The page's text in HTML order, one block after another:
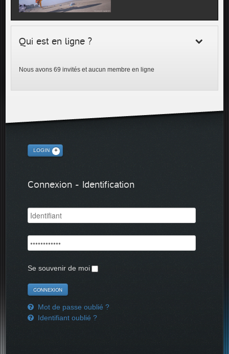
Qui est en ligne ?
Nous avons 69 invités et aucun membre en ligne
LOGIN
Connexion - Identification
Se souvenir de moi
Mot de passe oublié ?
Identifiant oublié ?